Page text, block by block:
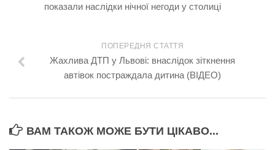
показали наслідки нічної негоди у столиці
ПОПЕРЕДНЯ СТАТТЯ
Жахлива ДТП у Львові: внаслідок зіткнення
автівок постраждала дитина (ВІДЕО)
ВАМ ТАКОЖ МОЖЕ БУТИ ЦІКАВО...